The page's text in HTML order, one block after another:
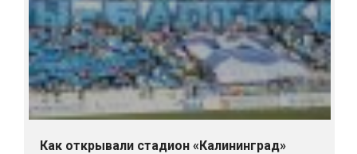
Как открывали стадион «Калининград»